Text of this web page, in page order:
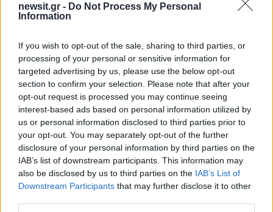
newsit.gr - Do Not Process My Personal
Information
If you wish to opt-out of the sale, sharing to third parties, or
processing of your personal or sensitive information for
targeted advertising by us, please use the below opt-out
section to confirm your selection. Please note that after your
opt-out request is processed you may continue seeing
interest-based ads based on personal information utilized by
us or personal information disclosed to third parties prior to
your opt-out. You may separately opt-out of the further
disclosure of your personal information by third parties on the
IAB’s list of downstream participants. This information may
also be disclosed by us to third parties on the IAB’s List of
Downstream Participants that may further disclose it to other
Αν τα χάσατε
Δεν ήταν μόνο η ταχύτητα
που οδήγησε στο τροχαίο
στις Σέρρες με νεκρούς
μητέρα και γιο - «Ίσως κάτι
απέσπασε την προσοχή
του οδηγού» λέει
πραγματογνώμονας
Μυστράς: Αλλαγή
υπερασπιστική
55χρονου που έκρυψε
νεκρό πατέρα του
καταψύκτη – Η
διαφωνία με την